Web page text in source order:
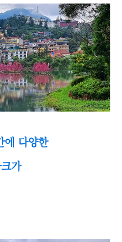
에 다양한
가